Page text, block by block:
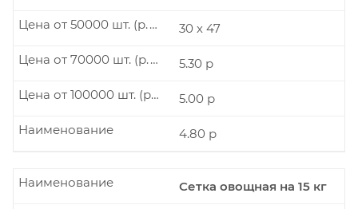
30 х 47
Цена от 50000 шт. (р./шт.)
5.30 р
Цена от 70000 шт. (р./шт.)
5.00 р
Цена от 100000 шт. (р./шт.)
4.80 р
Наименование
Сетка овощная на 15 кг
Наименование